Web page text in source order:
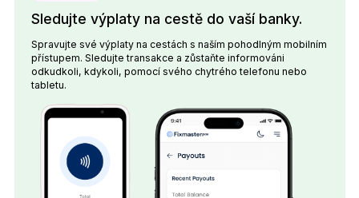
Sledujte výplaty na cestě do vaší banky.
Spravujte své výplaty na cestách s naším pohodlným mobilním
přístupem. Sledujte transakce a zůstaňte informováni
odkudkoli, kdykoli, pomocí svého chytrého telefonu nebo
tabletu.